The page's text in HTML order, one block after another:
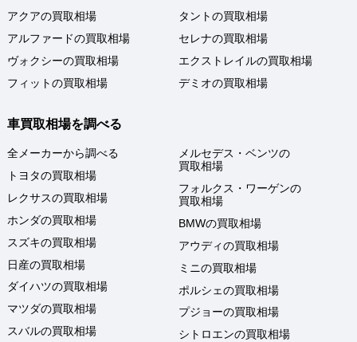
アクアの買取相場
アルファードの買取相場
ヴォクシーの買取相場
フィットの買取相場
タントの買取相場
セレナの買取相場
エクストレイルの買取相場
デミオの買取相場
車買取相場を調べる
全メーカーから調べる
トヨタの買取相場
レクサスの買取相場
ホンダの買取相場
スズキの買取相場
日産の買取相場
ダイハツの買取相場
マツダの買取相場
スバルの買取相場
メルセデス・ベンツの
買取相場
フォルクス・ワーゲンの
買取相場
BMWの買取相場
アウディの買取相場
ミニの買取相場
ポルシェの買取相場
プジョーの買取相場
シトロエンの買取相場